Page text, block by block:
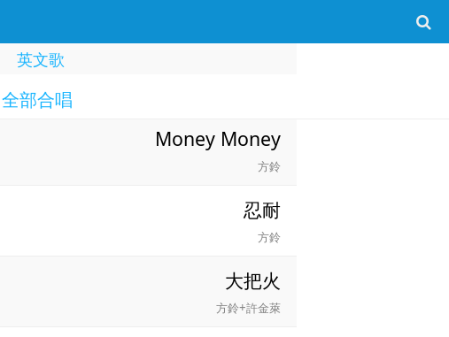
英文歌
全部合唱
Money Money
方鈴
忍耐
方鈴
大把火
方鈴+許金萊